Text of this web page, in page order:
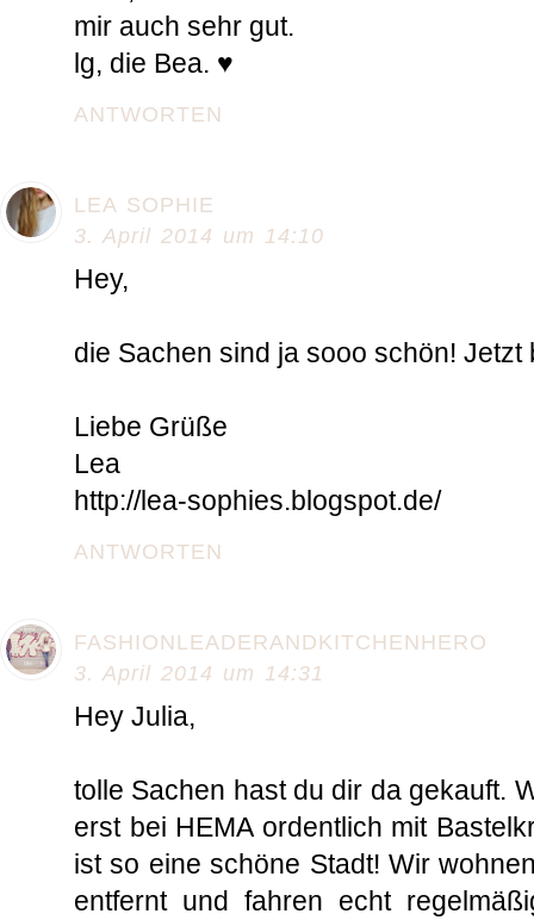
mir auch sehr gut.
lg, die Bea. ♥
ANTWORTEN
LEA SOPHIE
3. April 2014 um 14:10
Hey,
die Sachen sind ja sooo schön! Jetzt
Liebe Grüße
Lea
http://lea-sophies.blogspot.de/
ANTWORTEN
FASHIONLEADERANDKITCHENHERO
3. April 2014 um 14:31
Hey Julia,
tolle Sachen hast du dir da gekauft.
erst bei HEMA ordentlich mit
ist so eine schöne Stadt! Wir
entfernt und fahren echt